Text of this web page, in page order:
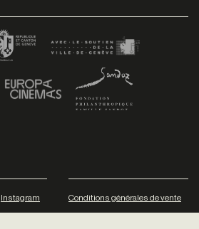
Instagram Conditions générales de vente